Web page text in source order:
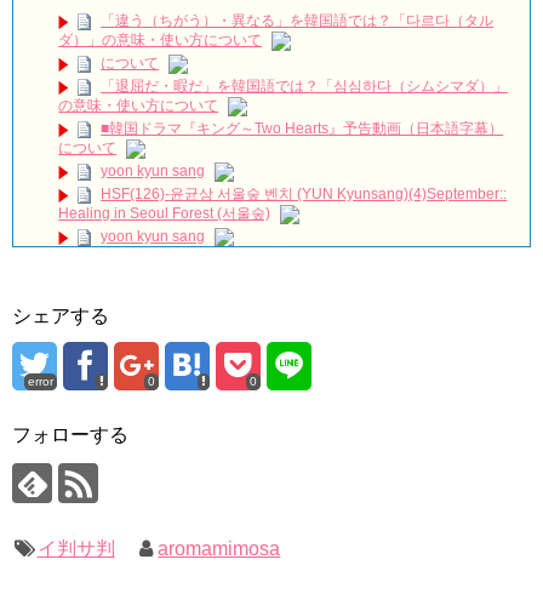
Saya
NEW!
【キムジェヨン】ペンミに行って大横転した現場レポ！韓国俳
優ファンミってこんなサービスするの？！【김재영】
「耳打ち（原題）」イ・サンユンver. NEW!
【公式】韓国ドラマ 訓長オ･スンナム DVD 動画視聴 日語字幕
全120話予定
NEW!
興行成績：『スンブ』、ユ・アインの騒動に負けず200万人突
破…今年の韓国映画では2本目
【波乱の展開！？】おいしいコーヒーを淹れられるのはどっ
ち？UCCコーヒーアカデミー東西抽出対決！
This handsome priest ❤️ | kdrama the fiery priest | watsap
bobblessyou2 EP.18
ソン・ヘギョ – ソンヘギョ キスまとめ
ハン・ヘジン 한혜진 – Still We (여전히 우리는)
한가인 –
レンタル開始！
Jin-Crash Landing On You/ヒョンビン❤️ソンイェジン / エンジョイ❕
キム・レウォンの影絵遊び！？「黒騎士～永遠の約束～」メイ
「違う（ちがう）・異なる」を韓国語では？「다르다（タル
ダ）」の意味・使い方について
について
「退屈だ・暇だ」を韓国語では？「심심하다（シムシマダ）」
の意味・使い方について
■韓国ドラマ『キング～Two Hearts』予告動画（日本語字幕）
について
yoon kyun sang
HSF(126)-윤균상 서울숲 벤치 (YUN Kyunsang)(4)September::
Healing in Seoul Forest (서울숲)
yoon kyun sang
九尾狐外伝 メイキング03 ハン・イェスル
チョ・ヒョンジェ 조현재 九尾狐外伝 制作発表会
キム・テヒの弟イ・ワン♥イ・ボミ、今日（28日）結婚……
「まず熱く掃除せよ」女優キム・ユジョン、「健康がとても回
【裏芸能】キムユジョンの熱愛彼氏はあの大物俳優
いでしょ？” Big News TV
幻の王女チャミョンゴ エンディング
シェアする
error 0 0
フォローする
イ判サ判 aromamimosa